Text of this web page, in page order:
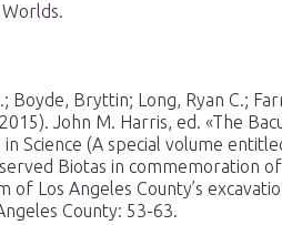
Boyde, Bryttin; Long, Ryan C.;
John M. Harris, ed. «The
Science (A special volume
Biotas in commemoration
Los Angeles County’s
County: 53-63.